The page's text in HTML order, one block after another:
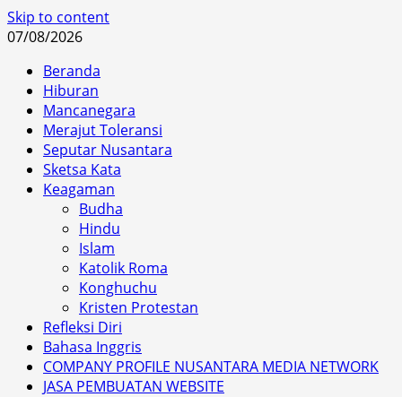
Skip to content
07/08/2026
Beranda
Hiburan
Mancanegara
Merajut Toleransi
Seputar Nusantara
Sketsa Kata
Keagaman
Budha
Hindu
Islam
Katolik Roma
Konghuchu
Kristen Protestan
Refleksi Diri
Bahasa Inggris
COMPANY PROFILE NUSANTARA MEDIA NETWORK
JASA PEMBUATAN WEBSITE